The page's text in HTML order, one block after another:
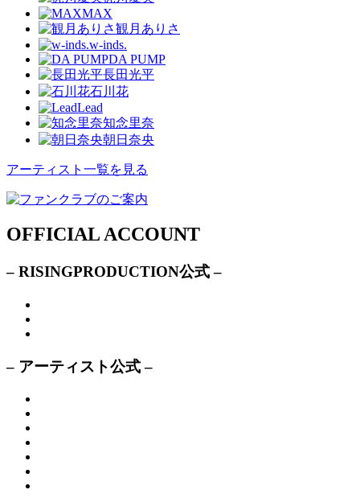
MAX
観月ありさ
w-inds.
DA PUMP
長田光平
石川花
Lead
知念里奈
朝日奈央
アーティスト一覧を見る
OFFICIAL ACCOUNT
– RISINGPRODUCTION公式 –
– アーティスト公式 –